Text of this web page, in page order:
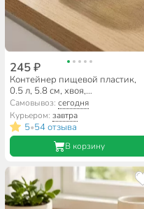
245 ₽
Контейнер пищевой пластик,
0.5 л, 5.8 см, хвоя,
прямоугольный, закрытого типа
герметичные, Полимербыт,
Butterfly Bright, 437817800
Самовывоз:сегодня
Курьером:завтра
5•54 отзыва
В корзину